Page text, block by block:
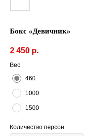
Бокс «Девичник»
2 450 р.
Вес
460
1000
1500
Количество персон